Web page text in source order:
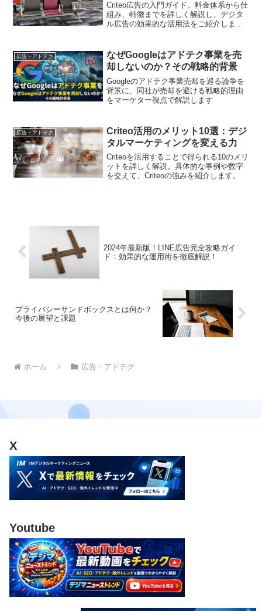
Criteo広告の入門ガイド。料金体系から仕
組み、特徴までを詳しく解説し、デジタ
ル広告の効果的な活用法をご紹介しま
広告・アドテク
なぜGoogleはアドテク事業を売
却しないのか？その戦略的背景
Googleのアドテク事業売却を巡る論争を
背景に、同社が売却を避ける戦略的理由
をマーケター視点で解説します
広告・アドテク
Criteo活用のメリット10選：デジ
タルマーケティングを変える力
Criteoを活用することで得られる10のメリ
ットを詳しく解説。具体的な事例や数字
を交えて、Criteoの強みを紹介します。
2024年最新版！LINE広告完全攻略ガイ
ド：効果的な運用術を徹底解説！
プライバシーサンドボックスとは何か？
今後の展望と課題
ホーム 広告・アドテク
X
Youtube